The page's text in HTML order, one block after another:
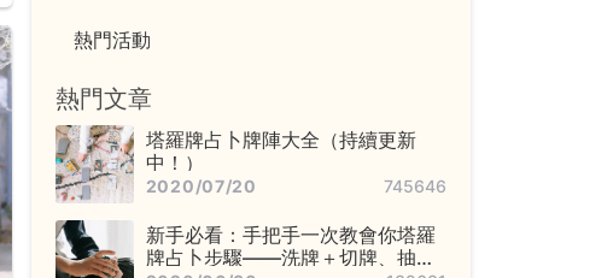
熱門活動
熱門文章
塔羅牌占卜牌陣大全（持續更新
中！）
2020/07/20 745646
新手必看：手把手一次教會你塔羅
牌占卜步驟——洗牌＋切牌、抽